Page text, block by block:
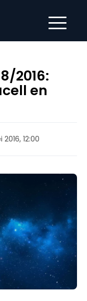
2016:
en
12:00